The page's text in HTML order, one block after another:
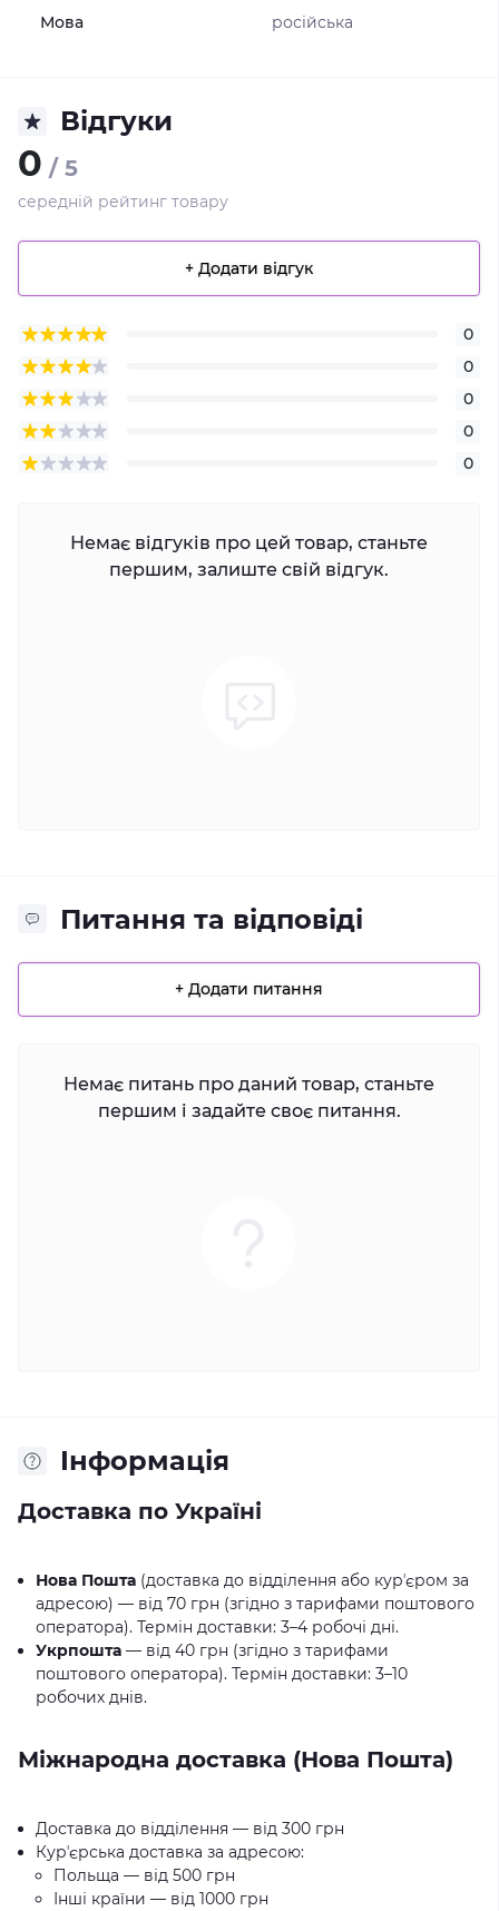
Мова російська
Відгуки
0 / 5
середній рейтинг товару
+ Додати відгук
0
0
0
0
0
Немає відгуків про цей товар, станьте
першим, залиште свій відгук.
Питання та відповіді
+ Додати питання
Немає питань про даний товар, станьте
першим і задайте своє питання.
Iнформація
Доставка по Україні
Нова Пошта (доставка до відділення або курʼєром за
адресою) — від 70 грн (згідно з тарифами поштового
оператора). Термін доставки: 3–4 робочі дні.
Укрпошта — від 40 грн (згідно з тарифами
поштового оператора). Термін доставки: 3–10
робочих днів.
Міжнародна доставка (Нова Пошта)
Доставка до відділення — від 300 грн
Курʼєрська доставка за адресою:
Польща — від 500 грн
Інші країни — від 1000 грн